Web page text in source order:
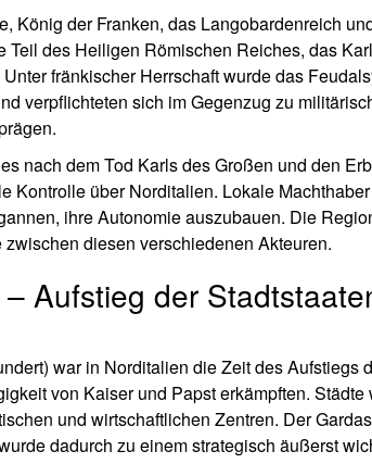
König der Franken, das Langobardenreich
des Heiligen Römischen Reiches, das
fränkischer Herrschaft wurde das
verpflichteten sich im Gegenzug zu
nach dem Tod Karls des Großen und den
Kontrolle über Norditalien. Lokale
ihre Autonomie auszubauen. Die
diesen verschiedenen Akteuren.
Aufstieg der
war in Norditalien die Zeit des Aufstiegs
von Kaiser und Papst erkämpften.
und wirtschaftlichen Zentren. Der
dadurch zu einem strategisch äußerst